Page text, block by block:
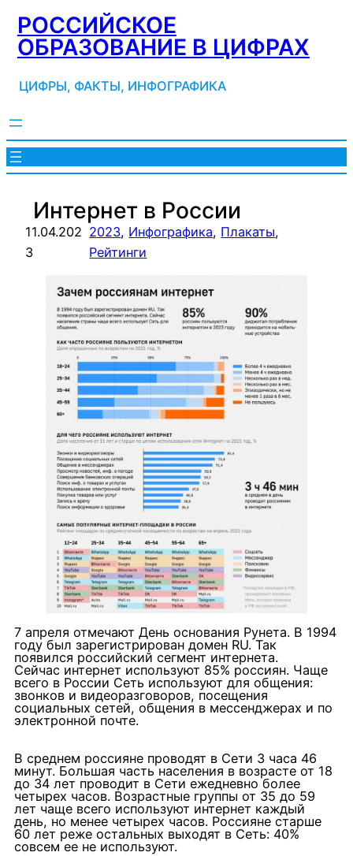
Перейти
содержимому
РОССИЙСКОЕ
ОБРАЗОВАНИЕ В ЦИФРАХ
ЦИФРЫ, ФАКТЫ, ИНФОГРАФИКА
Интернет в России
11.04.202
3
2023, Инфографика, Плакаты
Рейтинги
7 апреля отмечают День основания Рунета. В 1994
году был зарегистрирован домен RU. Так
появился российский сегмент интернета.
Сейчас интернет используют 85% россиян. Чаще
всего в России Сеть используют для общения:
звонков и видеоразговоров, посещения
социальных сетей, общения в мессенджерах и по
электронной почте.
В среднем россияне проводят в Сети 3 часа 46
минут. Большая часть населения в возрасте от 18
до 34 лет проводит в Сети ежедневно более
четырех часов. Возрастные группы от 35 до 59
лет чаще всего используют интернет каждый
день, но менее четырех часов. Россияне старше
60 лет реже остальных выходят в Сеть: 40%
совсем ее не используют.